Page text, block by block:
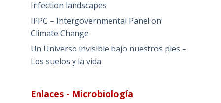
Infection landscapes
IPPC – Intergovernmental Panel on
Climate Change
Un Universo invisible bajo nuestros pies –
Los suelos y la vida
Enlaces - Microbiología